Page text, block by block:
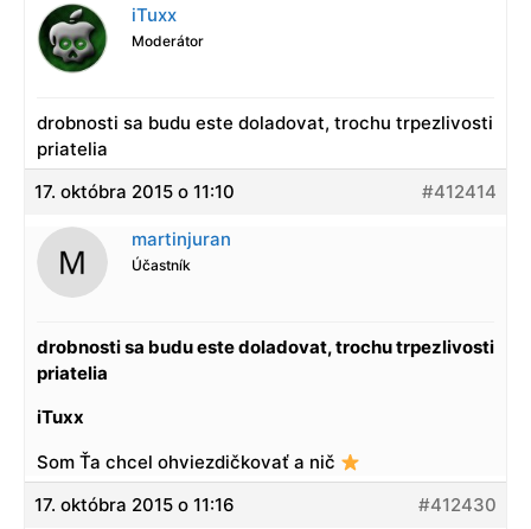
iTuxx
Moderátor
drobnosti sa budu este doladovat, trochu trpezlivosti
priatelia
17. októbra 2015 o 11:10
#412414
martinjuran
Účastník
drobnosti sa budu este doladovat, trochu trpezlivosti
priatelia
iTuxx
Som Ťa chcel ohviezdičkovať a nič
17. októbra 2015 o 11:16
#412430